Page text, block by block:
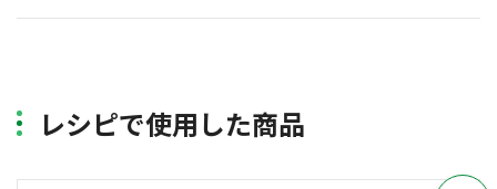
レシピで使用した商品